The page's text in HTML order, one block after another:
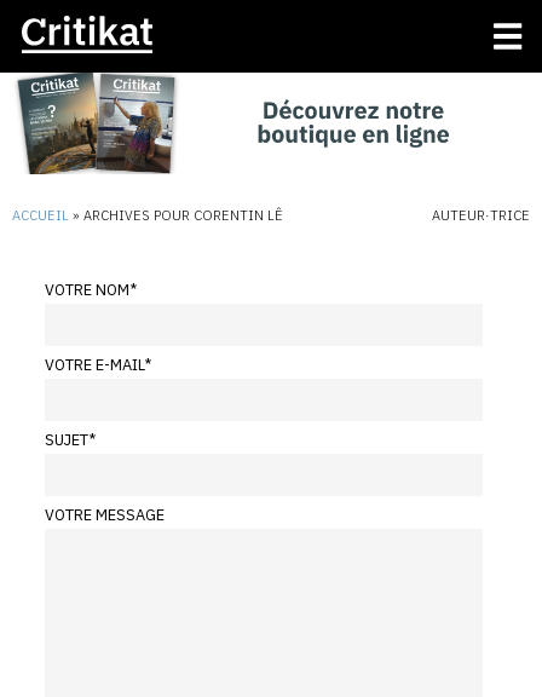
ACCUEIL » ARCHIVES POUR CORENTIN LÊ AUTEUR·TRICE
VOTRE NOM*
VOTRE E-MAIL*
SUJET*
VOTRE MESSAGE